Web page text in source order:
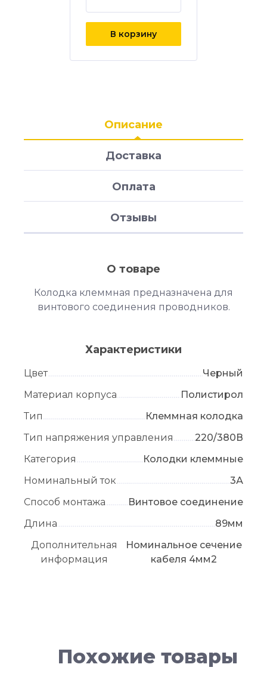
В корзину
Описание
Доставка
Оплата
Отзывы
О товаре
Колодка клеммная предназначена для
винтового соединения проводников.
Характеристики
Цвет
Черный
Материал корпуса
Полистирол
Тип
Клеммная колодка
Тип напряжения управления
220/380В
Категория
Колодки клеммные
Номинальный ток
3А
Способ монтажа
Винтовое соединение
Длина
89мм
Дополнительная
информация
Номинальное сечение
кабеля 4мм2
Похожие товары